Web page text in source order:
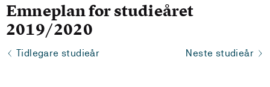
Emneplan for studieåret
2019/2020
Tidlegare studieår Neste studieår